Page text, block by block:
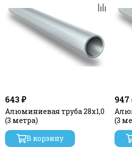
643 ₽
Алюминиевая труба 28x1,0
(3 метра)
В корзину
947
(3